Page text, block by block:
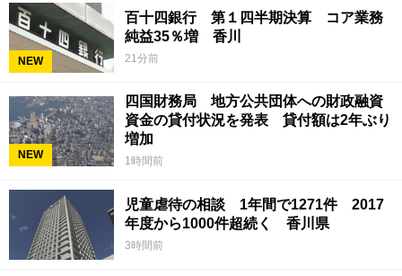
NEW
百十四銀行 第１四半期決算 コア業務
純益35％増 香川
21分前
NEW
四国財務局 地方公共団体への財政融資
資金の貸付状況を発表 貸付額は2年ぶり
増加
1時間前
児童虐待の相談 1年間で1271件 2017
年度から1000件超続く 香川県
3時間前